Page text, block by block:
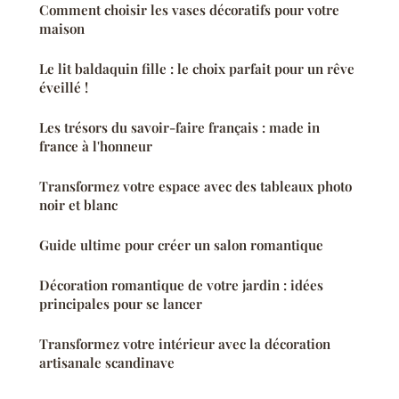
Comment choisir les vases décoratifs pour votre
maison
Le lit baldaquin fille : le choix parfait pour un rêve
éveillé !
Les trésors du savoir-faire français : made in
france à l'honneur
Transformez votre espace avec des tableaux photo
noir et blanc
Guide ultime pour créer un salon romantique
Décoration romantique de votre jardin : idées
principales pour se lancer
Transformez votre intérieur avec la décoration
artisanale scandinave